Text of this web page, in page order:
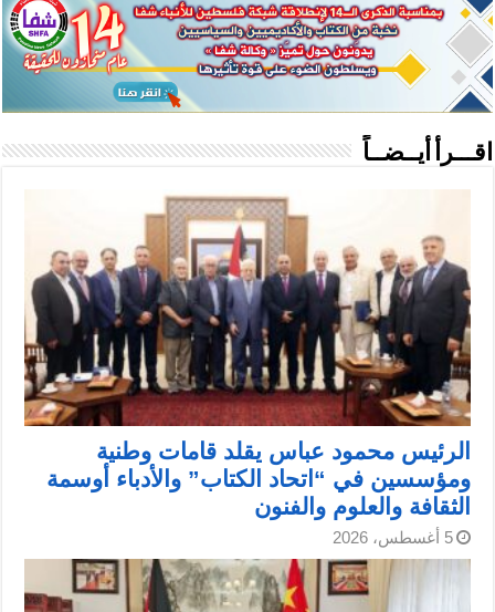
اقـــرأ أيــضــاً
الرئيس محمود عباس يقلد قامات وطنية
ومؤسسين في “اتحاد الكتاب” والأدباء أوسمة
الثقافة والعلوم والفنون
5 أغسطس، 2026